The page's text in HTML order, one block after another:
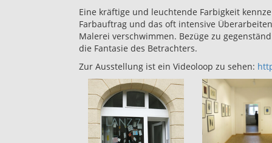
Eine kräftige und leuchtende Farbigkeit
Farbauftrag und das oft intensive
Malerei verschwimmen. Bezüge zu
die Fantasie des Betrachters.
Zur Ausstellung ist ein Videoloop zu sehen: